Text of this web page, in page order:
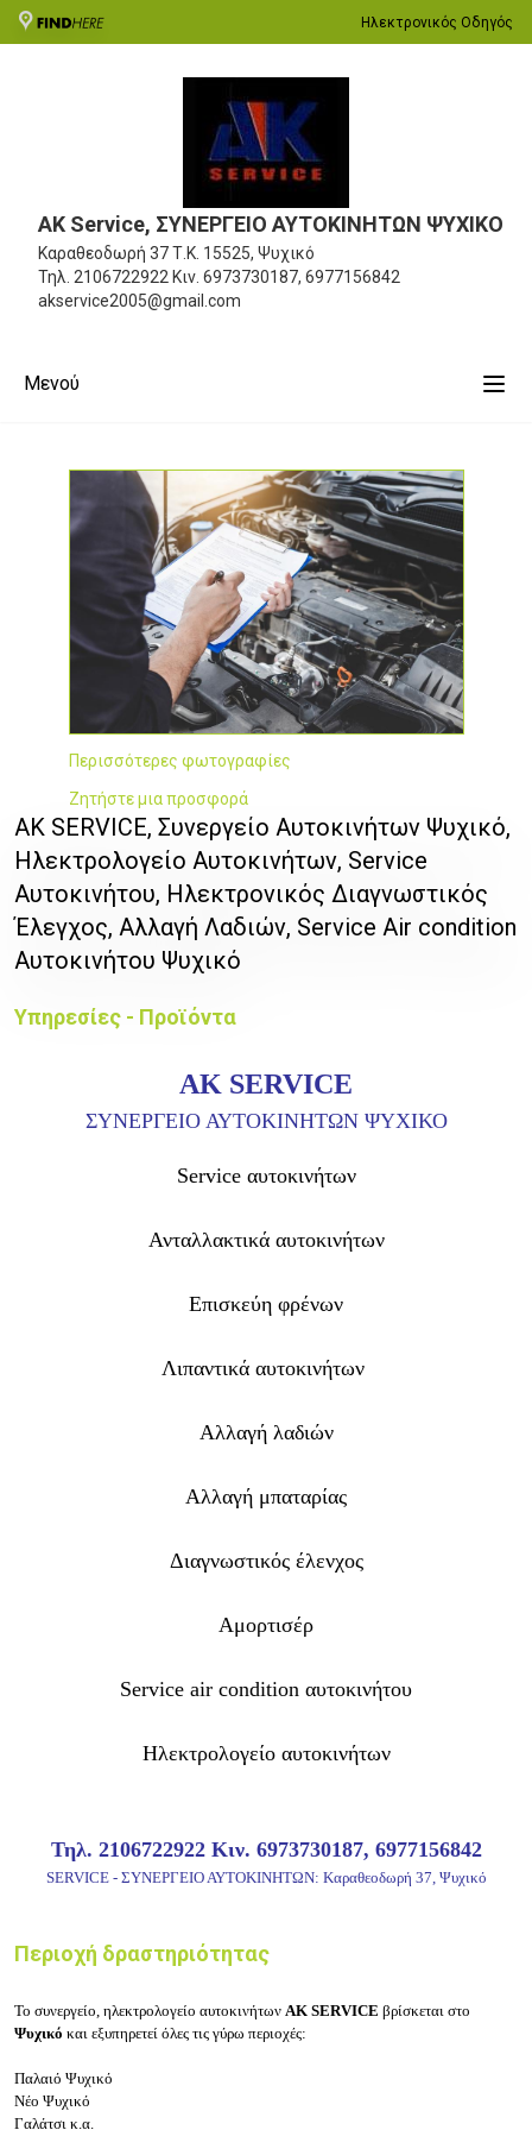
Ηλεκτρονικός Οδηγός
ΑΚ Service, ΣΥΝΕΡΓΕΙΟ ΑΥΤΟΚΙΝΗΤΩΝ ΨΥΧΙΚΟ
Καραθεοδωρή 37Τ.Κ. 15525, Ψυχικό
Τηλ. 2106722922 Κιν. 6973730187, 6977156842
akservice2005@gmail.com
Μενού
Περισσότερες φωτογραφίες
Ζητήστε μια προσφορά
ΑΚ SERVICE, Συνεργείο Αυτοκινήτων Ψυχικό,
Ηλεκτρολογείο Αυτοκινήτων, Service
Αυτοκινήτου, Ηλεκτρονικός Διαγνωστικός
Έλεγχος, Αλλαγή Λαδιών, Service Air condition
Αυτοκινήτου Ψυχικό
Υπηρεσίες - Προϊόντα
ΑΚ SERVICE
ΣΥΝΕΡΓΕΙΟ ΑΥΤΟΚΙΝΗΤΩΝ ΨΥΧΙΚΟ
Service αυτοκινήτων
Ανταλλακτικά αυτοκινήτων
Επισκεύη φρένων
Λιπαντικά αυτοκινήτων
Αλλαγή λαδιών
Αλλαγή μπαταρίας
Διαγνωστικός έλενχος
Αμορτισέρ
Service air condition αυτοκινήτου
Ηλεκτρολογείο αυτοκινήτων
Τηλ. 2106722922 Κιν. 6973730187, 6977156842
SERVICE - ΣΥΝΕΡΓΕΙΟ ΑΥΤΟΚΙΝΗΤΩΝ: Καραθεοδωρή 37, Ψυχικό
Περιοχή δραστηριότητας
Το συνεργείο, ηλεκτρολογείο αυτοκινήτων ΑΚ SERVICE βρίσκεται στο
Ψυχικό και εξυπηρετεί όλες τις γύρω περιοχές:
Παλαιό Ψυχικό
Νέο Ψυχικό
Γαλάτσι κ.α.